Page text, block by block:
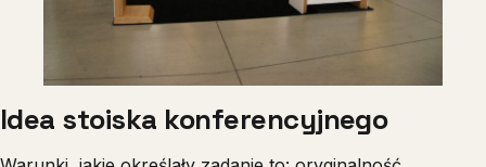
Idea stoiska konferencyjnego